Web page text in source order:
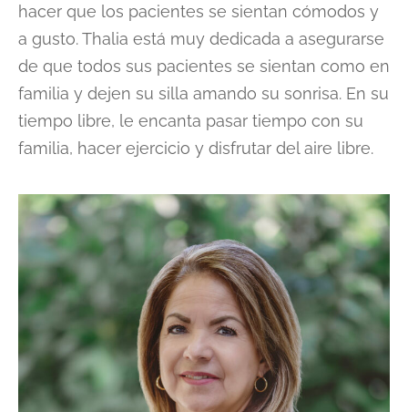
hacer que los pacientes se sientan cómodos y
a gusto. Thalia está muy dedicada a asegurarse
de que todos sus pacientes se sientan como en
familia y dejen su silla amando su sonrisa. En su
tiempo libre, le encanta pasar tiempo con su
familia, hacer ejercicio y disfrutar del aire libre.